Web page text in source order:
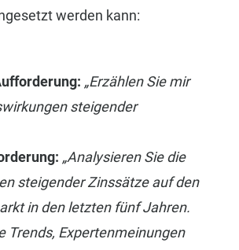
werden kann:
„Erzählen Sie mir
steigender
„Analysieren Sie die
steigender Zinssätze auf den
in den letzten fünf Jahren.
Trends, Expertenmeinungen